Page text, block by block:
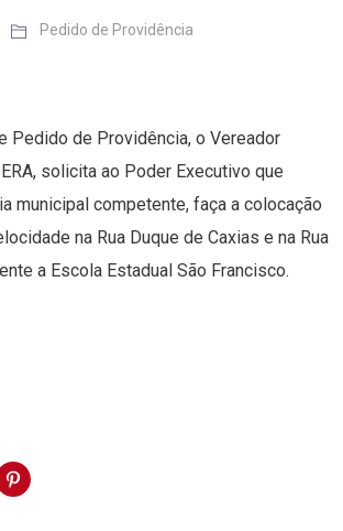
Pedido de Providência
Pedido de Providência, o Vereador
solicita ao Poder Executivo que
municipal competente, faça a colocação
na Rua Duque de Caxias e na Rua
a Escola Estadual São Francisco.